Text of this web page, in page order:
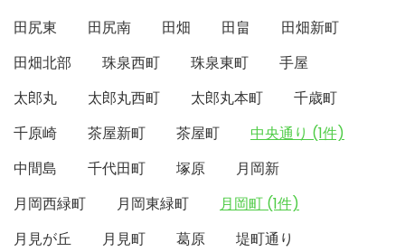
田尻東
田尻南 田畑 田畠
田畑新町
田畑北部
珠泉西町 珠泉東町
手屋
太郎丸
太郎丸西町 太郎丸本町
千歳町
千原崎
茶屋新町 茶屋町
中央通り (1件)
中間島
千代田町 塚原
月岡新
月岡西緑町
月岡東緑町
月岡町 (1件)
月見が丘
月見町 葛原
堤町通り